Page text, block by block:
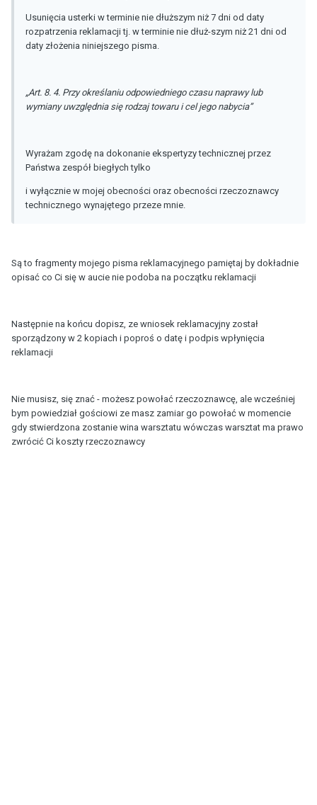
Usunięcia usterki w terminie nie dłuższym niż 7 dni od daty
rozpatrzenia reklamacji tj. w terminie nie dłuż-szym niż 21 dni od
daty złożenia niniejszego pisma.
„Art. 8. 4. Przy określaniu odpowiedniego czasu naprawy lub
wymiany uwzględnia się rodzaj towaru i cel jego nabycia”
Wyrażam zgodę na dokonanie ekspertyzy technicznej przez
Państwa zespół biegłych tylko
i wyłącznie w mojej obecności oraz obecności rzeczoznawcy
technicznego wynajętego przeze mnie.
Są to fragmenty mojego pisma reklamacyjnego pamiętaj by dokładnie
opisać co Ci się w aucie nie podoba na początku reklamacji
Następnie na końcu dopisz, ze wniosek reklamacyjny został
sporządzony w 2 kopiach i poproś o datę i podpis wpłynięcia
reklamacji
Nie musisz, się znać - możesz powołać rzeczoznawcę, ale wcześniej
bym powiedział gościowi ze masz zamiar go powołać w momencie
gdy stwierdzona zostanie wina warsztatu wówczas warsztat ma prawo
zwrócić Ci koszty rzeczoznawcy